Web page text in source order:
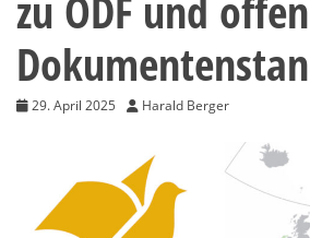
29. April 2025 Harald Berger